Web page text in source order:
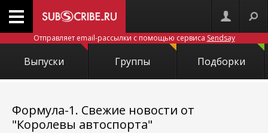
Отправляет email-рассылки с помощью сервиса Sendsay
Выпуски Группы Подборки
Формула-1. Свежие новости от
"Королевы автоспорта"